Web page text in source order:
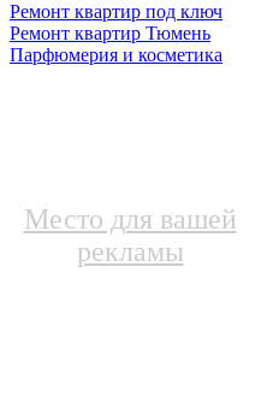
Ремонт квартир под ключ
Ремонт квартир Тюмень
Парфюмерия и косметика
Место для вашей
рекламы